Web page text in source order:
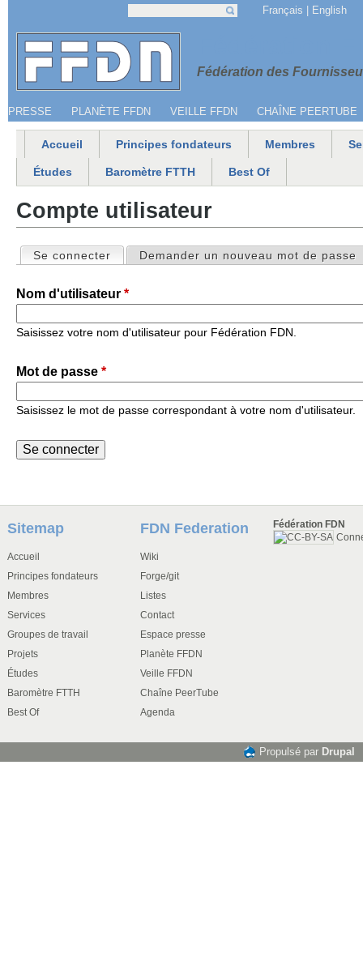
Jump to navigation
Fédération des
Menu secondaire
PRESSE PLANÈTE FFDN VEILLE FFDN CHAÎNE PEERTUBE
Français English
Menu principal
Accueil Principes fondateurs Membres
Études Baromètre FTTH Best Of
Compte utilisateur
Onglets principaux
Se connecter (onglet actif)
Demander un nouveau mot de passe
Nom d'utilisateur *
Saisissez votre nom d'utilisateur pour Fédération FDN.
Mot de passe *
Saisissez le mot de passe correspondant à votre nom d'utilisateur.
Sitemap
Accueil
Principes fondateurs
Membres
Services
Groupes de travail
Projets
Études
Baromètre FTTH
Best Of
FDN Federation
Wiki
Forge/git
Listes
Contact
Espace presse
Planète FFDN
Veille FFDN
Chaîne PeerTube
Agenda
Fédération FDN
Propulsé par Drupal